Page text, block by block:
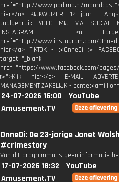
href="http://www.podimo.nl/
hier</a> KIJKWIJZER: 12 jaar -
taalgebruik VOLG MIJ VIA SOCIAL
INSTAGRAM - <a
href="http://www.instagram.com/
hier</a> TIKTOK - @OnneDi ▻
target="_blank"
href="https://www.facebook.com/pages/
▻">Klik hier</a> E-MAIL
MANAGEMENT ZAKELIJK -
24-07-2026 16:00
YouTube
Amusement.TV
OnneDi: De 23-jarige Janet Walsh
#crimestory
Van dit programma is geen informatie
17-07-2026 18:32
YouTube
Amusement.TV